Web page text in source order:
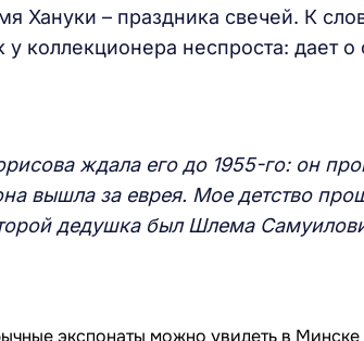
Хануки – праздника свечей. К
коллекционера неспроста: дает о
ждала егодо 1955-го: он
вышла за еврея. Мое детство
дедушка был Шлема